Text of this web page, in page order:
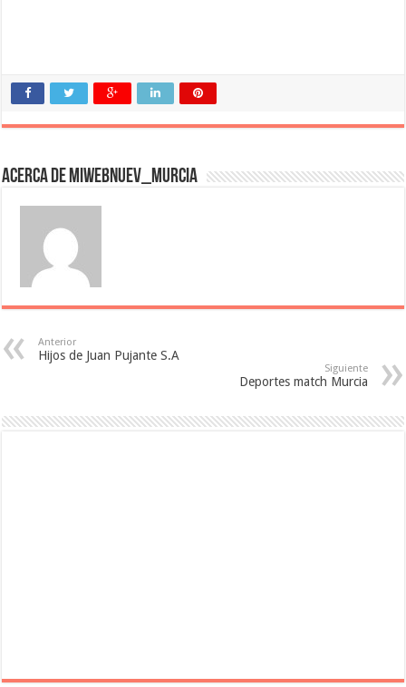
Acerca de miwebnuev_murcia
Anterior
Hijos de Juan Pujante S.A
Siguiente
Deportes match Murcia